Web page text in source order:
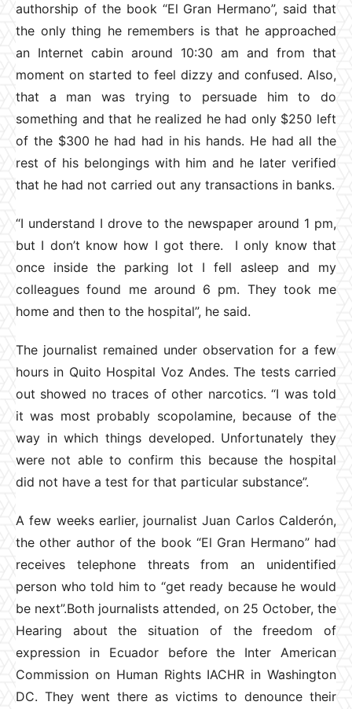
authorship of the book “El Gran Hermano”, said that
the only thing he remembers is that he approached
an Internet cabin around 10:30 am and from that
moment on started to feel dizzy and confused. Also,
that a man was trying to persuade him to do
something and that he realized he had only $250 left
of the $300 he had had in his hands. He had all the
rest of his belongings with him and he later verified
that he had not carried out any transactions in banks.
“I understand I drove to the newspaper around 1 pm,
but I don’t know how I got there. I only know that
once inside the parking lot I fell asleep and my
colleagues found me around 6 pm. They took me
home and then to the hospital”, he said.
The journalist remained under observation for a few
hours in Quito Hospital Voz Andes. The tests carried
out showed no traces of other narcotics. “I was told
it was most probably scopolamine, because of the
way in which things developed. Unfortunately they
were not able to confirm this because the hospital
did not have a test for that particular substance”.
A few weeks earlier, journalist Juan Carlos Calderón,
the other author of the book “El Gran Hermano” had
receives telephone threats from an unidentified
person who told him to “get ready because he would
be next”.Both journalists attended, on 25 October, the
Hearing about the situation of the freedom of
expression in Ecuador before the Inter American
Commission on Human Rights IACHR in Washington
DC. They went there as victims to denounce their